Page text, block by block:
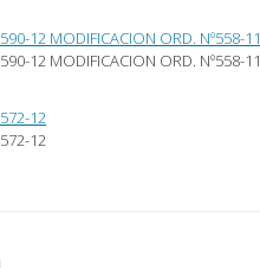
590-12 MODIFICACION ORD. Nº558-11
590-12 MODIFICACION ORD. Nº558-11
572-12
572-12